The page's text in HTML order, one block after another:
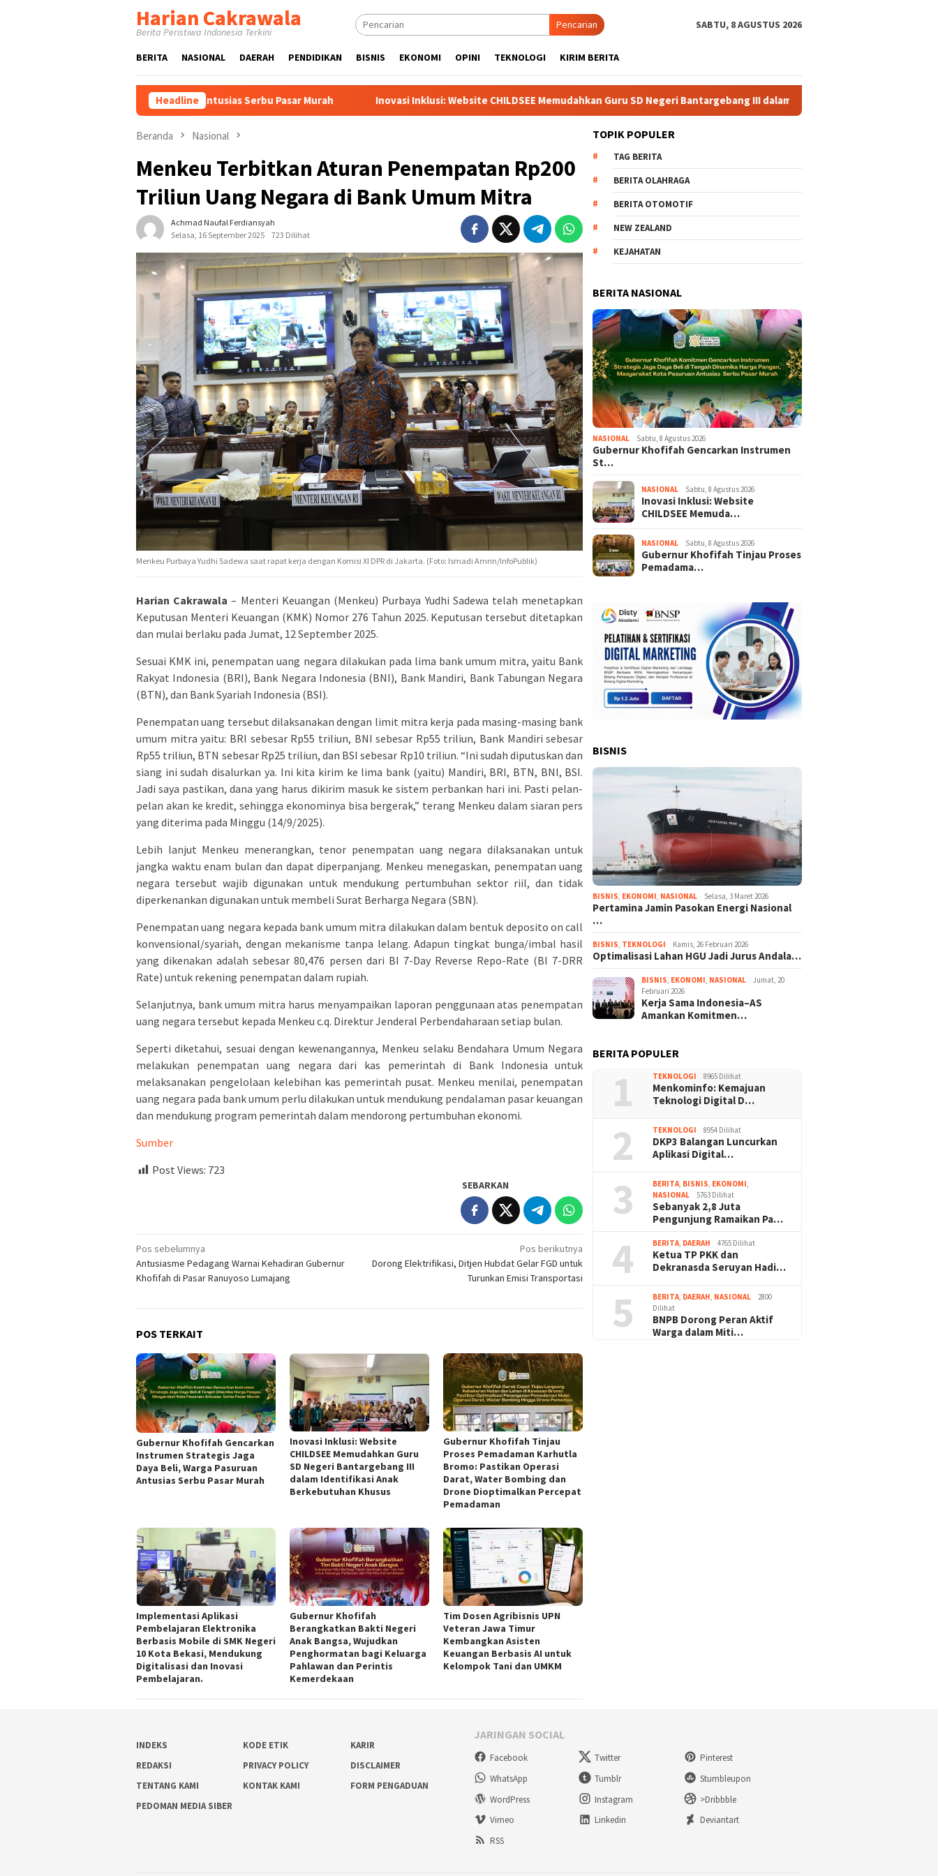
Harian Cakrawala
Berita Peristiwa Indonesia Terkini
Pencarian SABTU, 8 AGUSTUS 2026
BERITA NASIONAL DAERAH PENDIDIKAN BISNIS EKONOMI OPINI TEKNOLOGI KIRIM BERITA
Headline
Warga Pasuruan Antusias Serbu Pasar Murah Inovasi Inklusi: Website CHILDSEE Memudahkan Guru SD Negeri Bantargebang III dalam Identifikasi Anak Berkebutuhan Khusus
Beranda Nasional
Menkeu Terbitkan Aturan Penempatan Rp200
Triliun Uang Negara di Bank Umum Mitra
Achmad Naufal Ferdiansyah
Selasa, 16 September 2025
723 Dilihat
Menkeu Purbaya Yudhi Sadewa saat rapat kerja dengan Komisi XI DPR di Jakarta. (Foto: Ismadi Amrin/InfoPublik)
Harian Cakrawala – Menteri Keuangan (Menkeu) Purbaya Yudhi Sadewa telah menetapkan
Keputusan Menteri Keuangan (KMK) Nomor 276 Tahun 2025. Keputusan tersebut ditetapkan
dan mulai berlaku pada Jumat, 12 September 2025.
Sesuai KMK ini, penempatan uang negara dilakukan pada lima bank umum mitra, yaitu Bank
Rakyat Indonesia (BRI), Bank Negara Indonesia (BNI), Bank Mandiri, Bank Tabungan Negara
(BTN), dan Bank Syariah Indonesia (BSI).
Penempatan uang tersebut dilaksanakan dengan limit mitra kerja pada masing-masing bank
umum mitra yaitu: BRI sebesar Rp55 triliun, BNI sebesar Rp55 triliun, Bank Mandiri sebesar
Rp55 triliun, BTN sebesar Rp25 triliun, dan BSI sebesar Rp10 triliun. “Ini sudah diputuskan dan
siang ini sudah disalurkan ya. Ini kita kirim ke lima bank (yaitu) Mandiri, BRI, BTN, BNI, BSI.
Jadi saya pastikan, dana yang harus dikirim masuk ke sistem perbankan hari ini. Pasti pelan-
pelan akan ke kredit, sehingga ekonominya bisa bergerak,” terang Menkeu dalam siaran pers
yang diterima pada Minggu (14/9/2025).
Lebih lanjut Menkeu menerangkan, tenor penempatan uang negara dilaksanakan untuk
jangka waktu enam bulan dan dapat diperpanjang. Menkeu menegaskan, penempatan uang
negara tersebut wajib digunakan untuk mendukung pertumbuhan sektor riil, dan tidak
diperkenankan digunakan untuk membeli Surat Berharga Negara (SBN).
Penempatan uang negara kepada bank umum mitra dilakukan dalam bentuk deposito on call
konvensional/syariah, dengan mekanisme tanpa lelang. Adapun tingkat bunga/imbal hasil
yang dikenakan adalah sebesar 80,476 persen dari BI 7-Day Reverse Repo-Rate (BI 7-DRR
Rate) untuk rekening penempatan dalam rupiah.
Selanjutnya, bank umum mitra harus menyampaikan laporan penggunaan atas penempatan
uang negara tersebut kepada Menkeu c.q. Direktur Jenderal Perbendaharaan setiap bulan.
Seperti diketahui, sesuai dengan kewenangannya, Menkeu selaku Bendahara Umum Negara
melakukan penempatan uang negara dari kas pemerintah di Bank Indonesia untuk
melaksanakan pengelolaan kelebihan kas pemerintah pusat. Menkeu menilai, penempatan
uang negara pada bank umum perlu dilakukan untuk mendukung pendalaman pasar keuangan
dan mendukung program pemerintah dalam mendorong pertumbuhan ekonomi.
Sumber
Post Views: 723
SEBARKAN
Navigasi
pos
Pos sebelumnya
Antusiasme Pedagang Warnai Kehadiran Gubernur
Khofifah di Pasar Ranuyoso Lumajang
Pos berikutnya
Dorong Elektrifikasi, Ditjen Hubdat Gelar FGD untuk
Turunkan Emisi Transportasi
POS TERKAIT
Gubernur Khofifah Gencarkan
Instrumen Strategis Jaga
Daya Beli, Warga Pasuruan
Antusias Serbu Pasar Murah
Inovasi Inklusi: Website
CHILDSEE Memudahkan Guru
SD Negeri Bantargebang III
dalam Identifikasi Anak
Berkebutuhan Khusus
Gubernur Khofifah Tinjau
Proses Pemadaman Karhutla
Bromo: Pastikan Operasi
Darat, Water Bombing dan
Drone Dioptimalkan Percepat
Pemadaman
Implementasi Aplikasi
Pembelajaran Elektronika
Berbasis Mobile di SMK Negeri
10 Kota Bekasi, Mendukung
Digitalisasi dan Inovasi
Pembelajaran.
Gubernur Khofifah
Berangkatkan Bakti Negeri
Anak Bangsa, Wujudkan
Penghormatan bagi Keluarga
Pahlawan dan Perintis
Kemerdekaan
Tim Dosen Agribisnis UPN
Veteran Jawa Timur
Kembangkan Asisten
Keuangan Berbasis AI untuk
Kelompok Tani dan UMKM
TOPIK POPULER
TAG BERITA
BERITA OLAHRAGA
BERITA OTOMOTIF
NEW ZEALAND
KEJAHATAN
BERITA NASIONAL
NASIONAL Sabtu, 8 Agustus 2026
Gubernur Khofifah Gencarkan Instrumen
St…
NASIONAL Sabtu, 8 Agustus 2026
Inovasi Inklusi: Website
CHILDSEE Memuda…
NASIONAL Sabtu, 8 Agustus 2026
Gubernur Khofifah Tinjau Proses
Pemadama…
BISNIS
BISNIS, EKONOMI, NASIONAL Selasa, 3 Maret 2026
Pertamina Jamin Pasokan Energi Nasional
…
BISNIS, TEKNOLOGI Kamis, 26 Februari 2026
Optimalisasi Lahan HGU Jadi Jurus Andala…
BISNIS, EKONOMI, NASIONAL
Jumat, 20
Februari 2026
Kerja Sama Indonesia–AS
Amankan Komitmen…
BERITA POPULER
1 TEKNOLOGI 8965 Dilihat
Menkominfo: Kemajuan
Teknologi Digital D…
2 TEKNOLOGI 8954 Dilihat
DKP3 Balangan Luncurkan
Aplikasi Digital…
3 BERITA, BISNIS, EKONOMI,
NASIONAL
5763 Dilihat
Sebanyak 2,8 Juta
Pengunjung Ramaikan Pa…
4 BERITA, DAERAH 4765 Dilihat
Ketua TP PKK dan
Dekranasda Seruyan Hadi…
5 BERITA, DAERAH, NASIONAL
2800
Dilihat
BNPB Dorong Peran Aktif
Warga dalam Miti…
INDEKS KODE ETIK
KARIR
REDAKSI
PRIVACY POLICY
DISCLAIMER
TENTANG KAMI
KONTAK KAMI
FORM PENGADUAN
PEDOMAN MEDIA SIBER
JARINGAN SOCIAL
Facebook Twitter
Pinterest
WhatsApp
Tumblr
Stumbleupon
WordPress
Instagram
>Dribbble
Vimeo
Linkedin
Deviantart
RSS